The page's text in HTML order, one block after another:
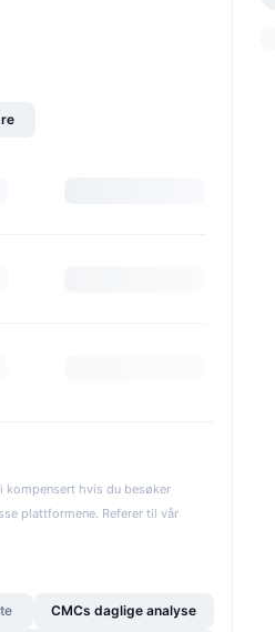
kompensert hvis du besøker
plattformene. Referer til vår
CMCs daglige analyse